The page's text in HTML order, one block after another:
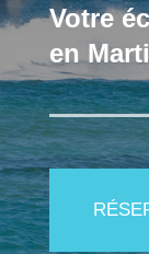
Votre
en